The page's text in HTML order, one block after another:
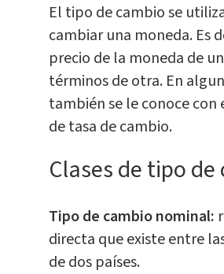
El tipo de cambio se
cambiar una moneda. Es
precio de la moneda de
términos de otra. En
también se le conoce
de tasa de cambio.
Clases de tipo
Tipo de cambio nominal:
directa que existe entre
de dos países.